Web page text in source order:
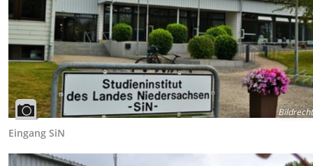
Eingang SiN